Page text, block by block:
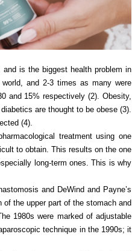
is the biggest health problem in
and 2-3 times as many were
and 15% respectively (2). Obesity,
are thought to be obese (3).
(4).
treatment using one
to obtain. This results on the one
long-term ones. This is why
and DeWind and Payne’s
the upper part of the stomach and
1980s were marked of adjustable
technique in the 1990s; it